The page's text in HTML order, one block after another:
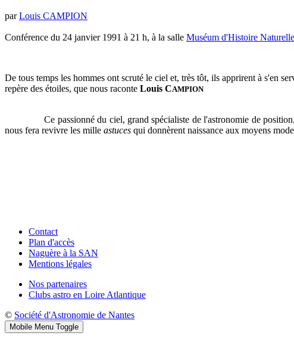
parLouis CAMPION
Conférence du 24 janvier 1991 à 21 h, à la salle Muséum d'Histoire
De tous temps les hommes ont scruté le ciel et, très tôt, ils apprirent à s'en
repère des étoiles, que nous raconte Louis CAMPION
Ce passionné du ciel, grand spécialiste de l'astronomie de
nous fera revivre les mille astuces qui donnèrent naissance aux moyens
Contact
Plan d'accès
Naguère à la SAN
Mentions légales
Nos partenaires
Clubs astro en Loire Atlantique
© Société d'Astronomie de Nantes
Mobile Menu Toggle